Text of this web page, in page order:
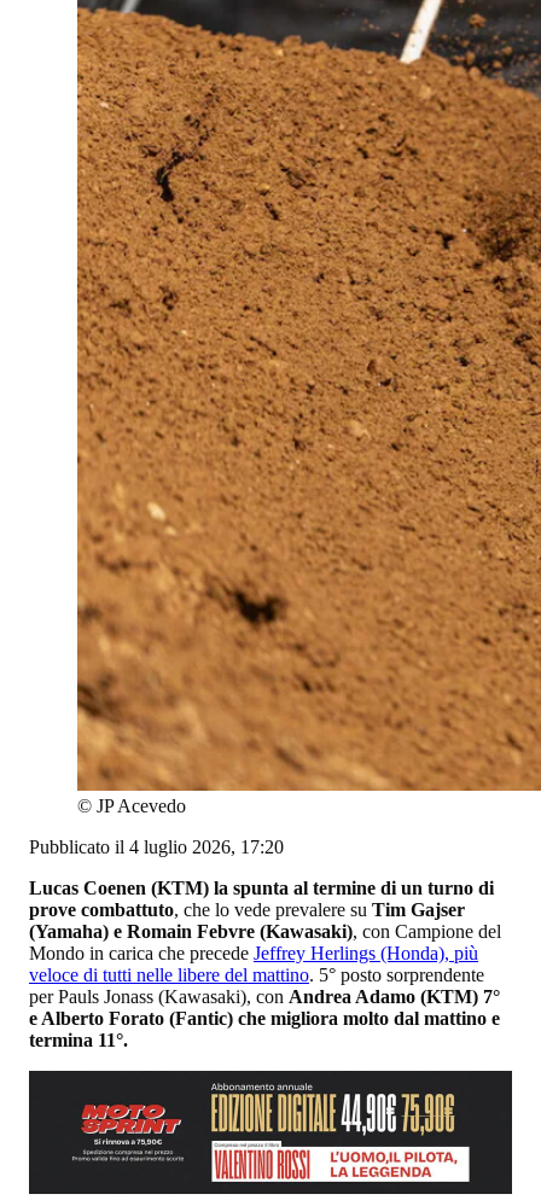
© JP Acevedo
Pubblicato il 4 luglio 2026, 17:20
Lucas Coenen (KTM) la spunta al termine di un turno di
prove combattuto, che lo vede prevalere su Tim Gajser
(Yamaha) e Romain Febvre (Kawasaki), con Campione del
Mondo in carica che precede Jeffrey Herlings (Honda), più
veloce di tutti nelle libere del mattino. 5° posto sorprendente
per Pauls Jonass (Kawasaki), con Andrea Adamo (KTM) 7°
e Alberto Forato (Fantic) che migliora molto dal mattino e
termina 11°.